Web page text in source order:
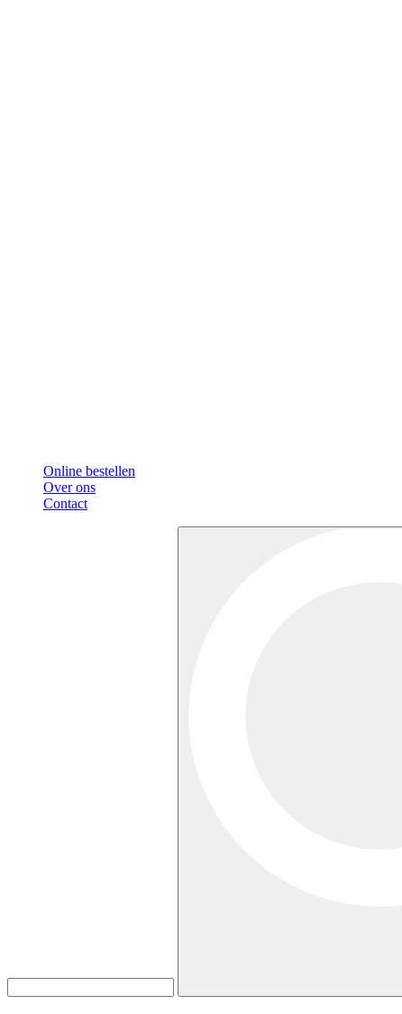
Online bestellen
Over ons
Contact